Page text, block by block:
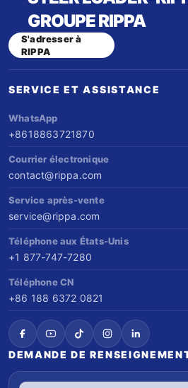
réduisent vos coûts de
Référencement gratuit sur
dépenses de marketing
marque à l'échelle
comparées à celles de
Vendre partout, entretenir
GROUPE RIPPA
S'adresser à
RIPPA
SERVICE ET ASSISTANCE
WhatsApp
+8618863721870
Courrier électronique
contact@rippa.com
Service après-vente
service@rippa.com
Téléphone aux États-Unis
+1 877-747-7280
Téléphone CN
+86 188 6372 0821
DEMANDE DE